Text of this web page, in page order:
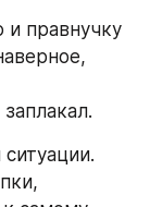
правнучку